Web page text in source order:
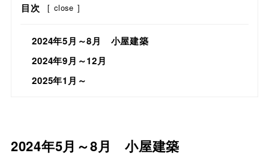
目次 [ close ]
2024年5月～8月 小屋建築
2024年9月～12月
2025年1月～
2024年5月～8月 小屋建築